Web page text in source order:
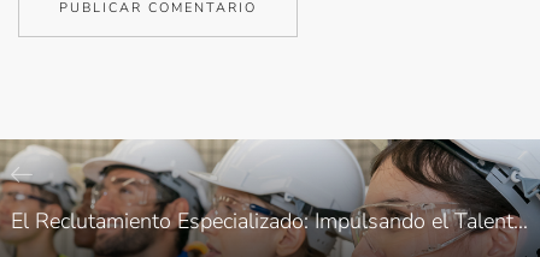
El Reclutamiento Especializado: Impulsando el Talento en el Sector Manufacturero de Saltillo